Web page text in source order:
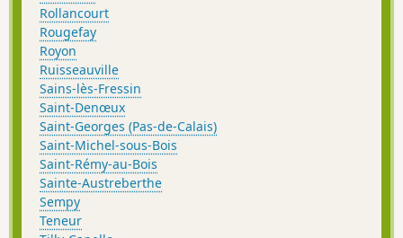
Rollancourt
Rougefay
Royon
Ruisseauville
Sains-lès-Fressin
Saint-Denœux
Saint-Georges (Pas-de-Calais)
Saint-Michel-sous-Bois
Saint-Rémy-au-Bois
Sainte-Austreberthe
Sempy
Teneur